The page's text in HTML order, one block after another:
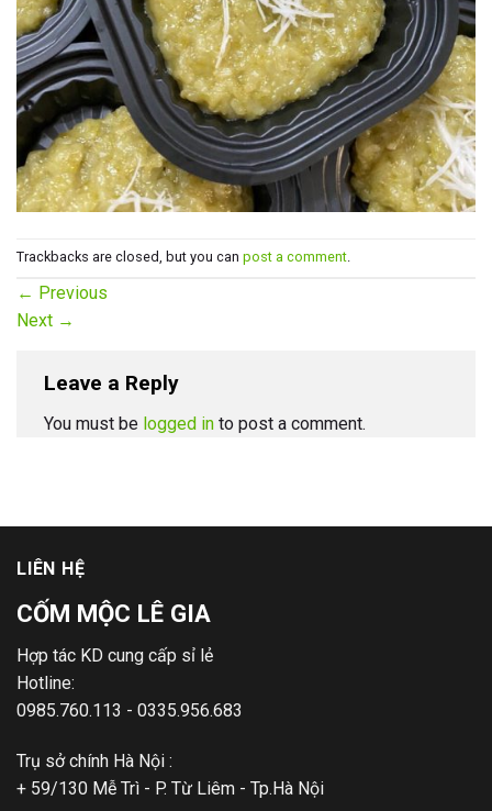
Trackbacks are closed, but you can post a comment
← Previous
Next →
Leave a Reply
You must be logged in to post a comment.
LIÊN HỆ
CỐM MỘC LÊ GIA
Hợp tác KD cung cấp sỉ lẻ
Hotline:
0985.760.113 - 0335.956.683
Trụ sở chính Hà Nội :
+ 59/130 Mễ Trì - P. Từ Liêm - Tp.Hà Nội